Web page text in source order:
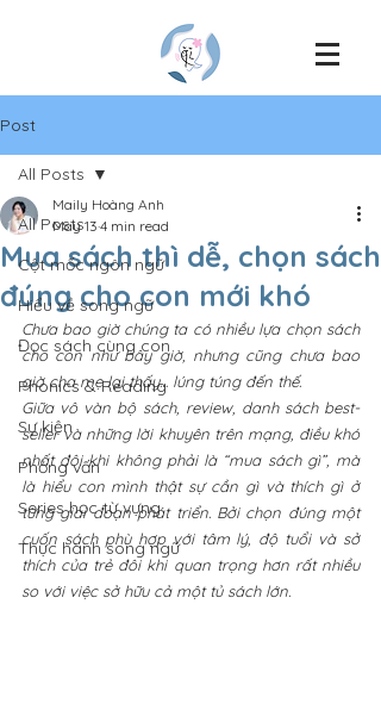
Post
All Posts
Cột mốc ngôn ngữ
Hiểu về song ngữ
Đọc sách cùng con
Phonics & Reading
Sự kiện
Phỏng vấn
Series học từ vựng
Thực hành song ngữ
All Posts
Mua sách thì dễ, chọn sách
đúng cho con mới khó
Maily Hoàng Anh
May 13 4 min read
Chưa bao giờ chúng ta có nhiều lựa chọn sách
cho con như bây giờ, nhưng cũng chưa bao
giờ cha mẹ lại thấy… lúng túng đến thế.
Giữa vô vàn bộ sách, review, danh sách best-
seller và những lời khuyên trên mạng, điều khó
nhất đôi khi không phải là “mua sách gì”, mà
là hiểu con mình thật sự cần gì và thích gì ở
từng giai đoạn phát triển. Bởi chọn đúng một
cuốn sách phù hợp với tâm lý, độ tuổi và sở
thích của trẻ đôi khi quan trọng hơn rất nhiều
so với việc sở hữu cả một tủ sách lớn.